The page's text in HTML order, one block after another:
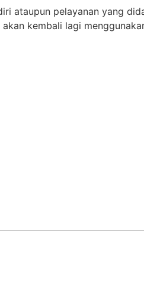
ataupun pelayanan yang
kembali lagi